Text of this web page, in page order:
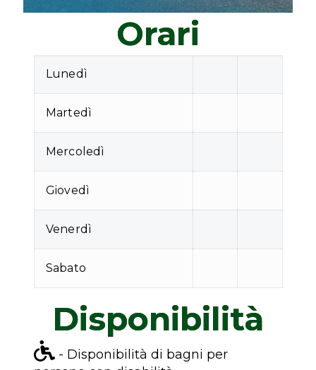
Orari
Lunedì
Martedì
Mercoledì
Giovedì
Venerdì
Sabato
Disponibilità
- Disponibilità di bagni per